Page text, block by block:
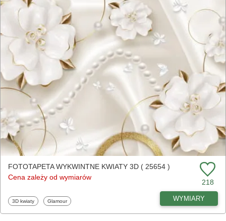
FOTOTAPETA WYKWINTNE KWIATY 3D ( 25654 )
Cena zależy od wymiarów
218
Fototapety
3D kwiaty Fototapety
Glamour WYMIARY